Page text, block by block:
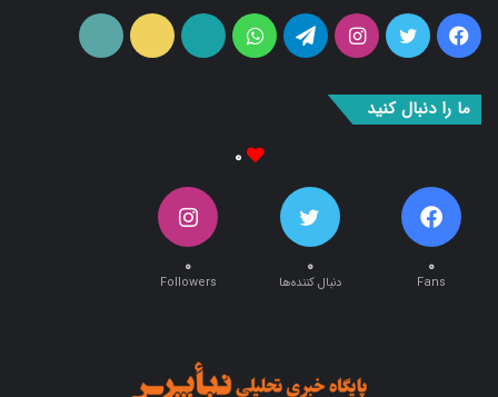
فیس
بوک
توییتراینستاگرامتلگرامواتس
آپ
آپارات ایتا